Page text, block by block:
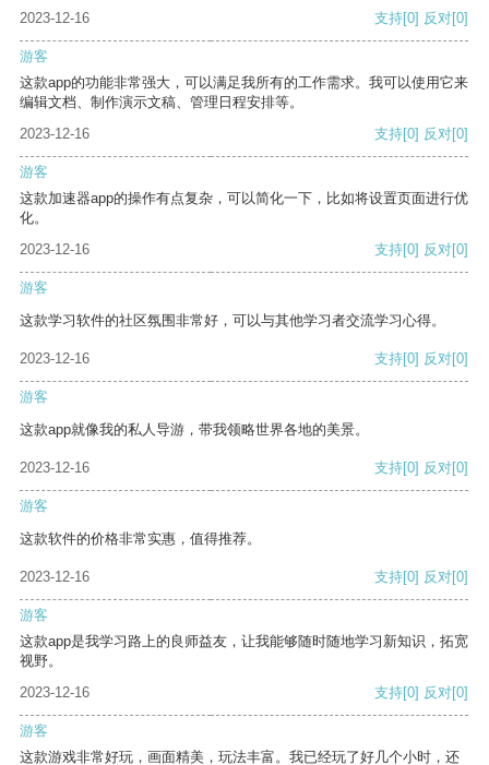
2023-12-16 支持[0] 反对[0]
游客
这款app的功能非常强大，可以满足我所有的工作需求。我可以使用它来
编辑文档、制作演示文稿、管理日程安排等。
2023-12-16
支持[0] 反对[0]
游客
这款加速器app的操作有点复杂，可以简化一下，比如将设置页面进行优
化。
2023-12-16
支持[0] 反对[0]
游客
这款学习软件的社区氛围非常好，可以与其他学习者交流学习心得。
2023-12-16 支持[0] 反对[0]
游客
这款app就像我的私人导游，带我领略世界各地的美景。
2023-12-16 支持[0] 反对[0]
游客
这款软件的价格非常实惠，值得推荐。
2023-12-16 支持[0] 反对[0]
游客
这款app是我学习路上的良师益友，让我能够随时随地学习新知识，拓宽
视野。
2023-12-16
支持[0] 反对[0]
游客
这款游戏非常好玩，画面精美，玩法丰富。我已经玩了好几个小时，还